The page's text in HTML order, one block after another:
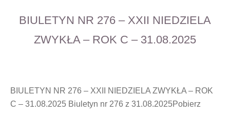
BIULETYN NR 276 – XXII NIEDZIELA
ZWYKŁA – ROK C – 31.08.2025
BIULETYN NR 276 – XXII NIEDZIELA ZWYKŁA – ROK
C – 31.08.2025 Biuletyn nr 276 z 31.08.2025Pobierz